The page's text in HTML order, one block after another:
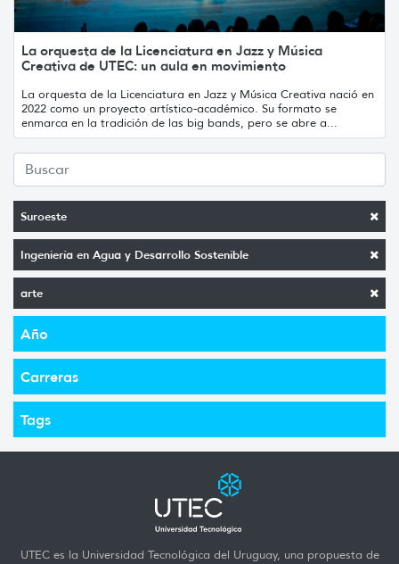
Suroeste
Ingeniería en Agua y Desarrollo Sostenible
arte
Año
Carreras
Tags
La orquesta de la Licenciatura en Jazz y Música
Creativa de UTEC: un aula en movimiento
La orquesta de la Licenciatura en Jazz y Música Creativa nació en
2022 como un proyecto artístico-académico. Su formato se
enmarca en la tradición de las big bands, pero se abre a...
UTEC es la Universidad Tecnológica del Uruguay, una propuesta de